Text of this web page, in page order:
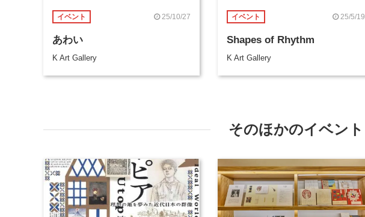
イベント 25/10/27
あわい
K Art Gallery
イベント 25/5/19
Shapes of Rhythm
K Art Gallery
そのほかのイベント